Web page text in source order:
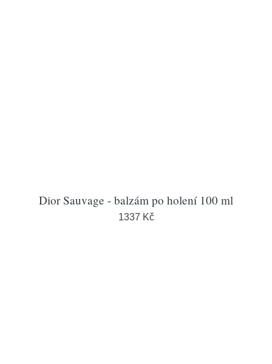
Dior Sauvage - balzám po holení 100 ml
1337 Kč